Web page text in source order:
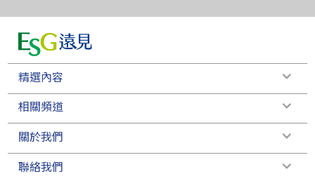
精選內容
相關頻道
關於我們
聯絡我們